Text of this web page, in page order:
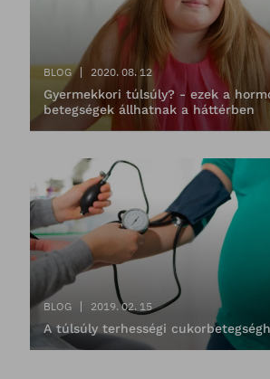
BLOG 2020. 08. 12
Gyermekkori túlsúly? - ezek a
betegségek állhatnak a háttérben
BLOG 2019. 02. 15
A túlsúly terhességi